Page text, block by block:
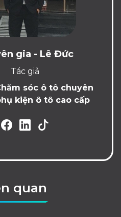
gia - Lê Đức
Tác giả
sóc ô tô chuyên
kiện ô tô cao cấp
quan